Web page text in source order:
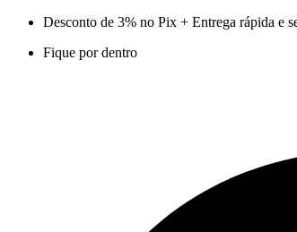
Desconto de 3% no Pix + Entrega rápida e
Fique por dentro